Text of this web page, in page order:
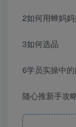
2如何用蝉妈
3如何选品
6学员实操中
随心推新手攻